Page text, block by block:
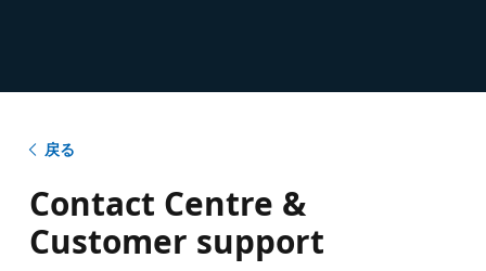
戻る
Contact Centre &
Customer support